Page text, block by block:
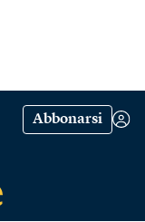
Abbonarsi